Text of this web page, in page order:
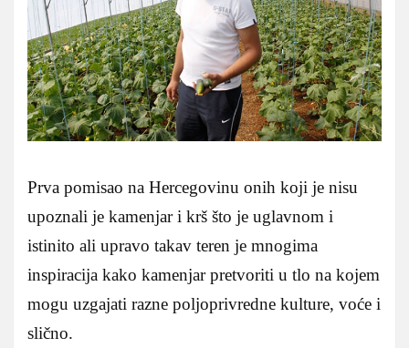
Prva pomisao na Hercegovinu onih koji je nisu
upoznali je kamenjar i krš što je uglavnom i
istinito ali upravo takav teren je mnogima
inspiracija kako kamenjar pretvoriti u tlo na kojem
mogu uzgajati razne poljoprivredne kulture, voće i
slično.